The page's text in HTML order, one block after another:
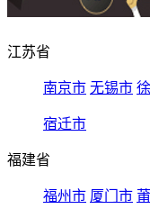
江苏省
南京市 无锡市
宿迁市
福建省
福州市 厦门市